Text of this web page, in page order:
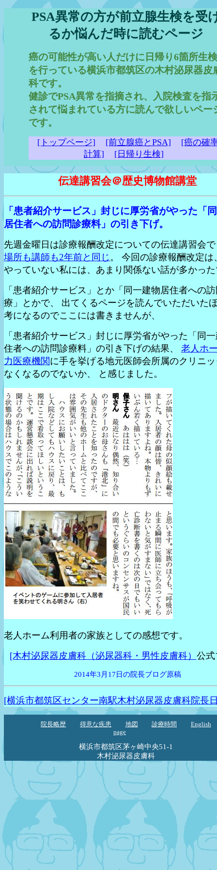
PSA異常の方が前立腺生検を受
るか悩んだ時に読むページ
癌の可能性が高い人だけに日帰り6箇所生
を行っている横浜市都筑区の木村泌尿器皮
科です。
健診でPSA異常を指摘され、入院検査を指
されて悩まれている方に読んで欲しいペー
です。
[トップページ] [前立腺癌とPSA]
[癌の確
計算]
[日帰り生検]
伝達講習会＠歴史博物館講堂
「患者紹介サービス」封じに厚労省がやった「
居住者への訪問診療料」の引き下げ。
先週金曜日は診療報酬改定についての伝達講習会
場所も講師も2年前と同じ 。 今回の診療報酬改定は
やっていない私には、あまり関係ない話が多かっ
「患者紹介サービス」とか「同一建物居住者への
療」とかで、 出てくるページを読んでいただいた
考になるのでここには書きませんが、
「患者紹介サービス」封じに厚労省がやった「同
住者への訪問診療料」の引き下げの結果、 老人ホ
力医療機関に手を挙げる地元医師会所属のクリニ
なくなるのでないか、 と感じました。
老人ホーム利用者の家族としての感想です。
[木村泌尿器皮膚科（泌尿器科・男性皮膚科） 公
2014年3月17日の院長ブログ原稿
[横浜市都筑区センター南駅木村泌尿器皮膚科院長
院長略歴 得意な疾患 地図 診療時間
English
page
横浜市都筑区茅ヶ崎中央51-1
木村泌尿器皮膚科